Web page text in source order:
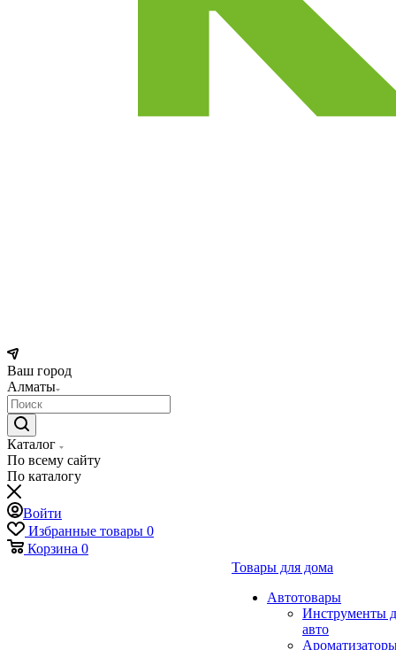
Ваш город
Алматы
Каталог
По всему сайту
По каталогу
Войти
Избранные товары 0
Корзина 0
Товары для дома
Автотовары
Инструменты
авто